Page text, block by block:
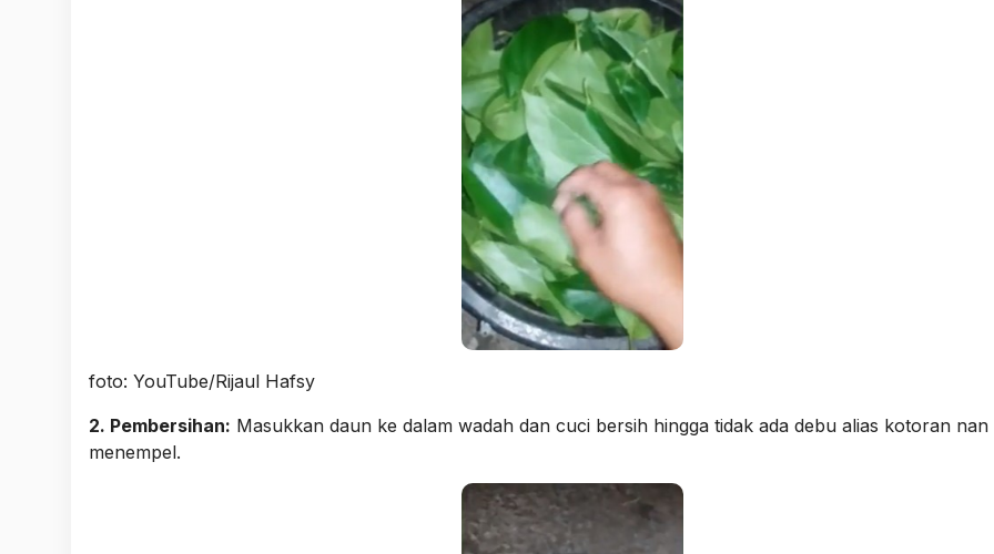
foto: YouTube/Rijaul Hafsy
2. Pembersihan: Masukkan daun ke dalam wadah dan cuci bersih hingga tidak ada debu alias kotoran nan
menempel.